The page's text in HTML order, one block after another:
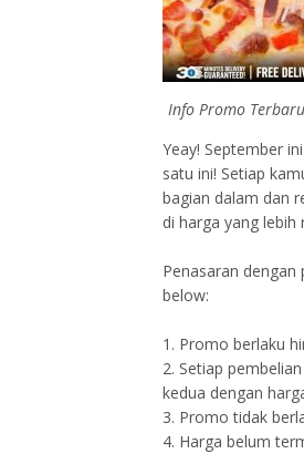
Info Promo
Yeay! September
satu ini! Setiap
bagian dalam dan
di harga yang lebih
Penasaran
below:
1. Promo berlaku
2. Setiap
kedua dengan
3. Promo tidak
4. Harga belum